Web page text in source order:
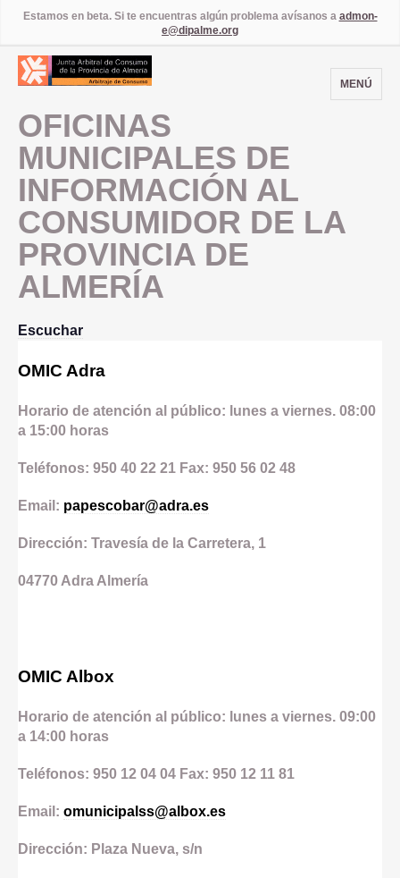
Estamos en beta. Si te encuentras algún problema avísanos a admon-
e@dipalme.org
MENÚ
OFICINAS
MUNICIPALES DE
INFORMACIÓN AL
CONSUMIDOR DE LA
PROVINCIA DE
ALMERÍA
Escuchar
OMIC Adra
Horario de atención al público: lunes a viernes. 08:00
a 15:00 horas
Teléfonos: 950 40 22 21 Fax: 950 56 02 48
Email: papescobar@adra.es
Dirección: Travesía de la Carretera, 1
04770 Adra Almería
OMIC Albox
Horario de atención al público: lunes a viernes. 09:00
a 14:00 horas
Teléfonos: 950 12 04 04 Fax: 950 12 11 81
Email: omunicipalss@albox.es
Dirección: Plaza Nueva, s/n